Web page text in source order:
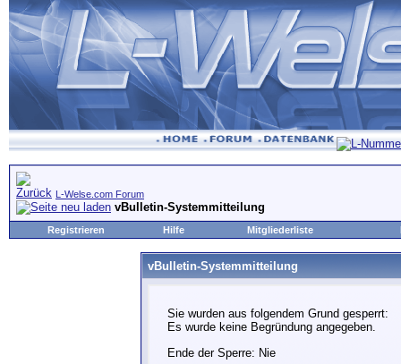
L-Welse.com Forum
vBulletin-Systemmitteilung
Registrieren Hilfe Mitgliederliste
vBulletin-Systemmitteilung
Sie wurden aus folgendem Grund gesperrt:
Es wurde keine Begründung angegeben.
Ende der Sperre: Nie